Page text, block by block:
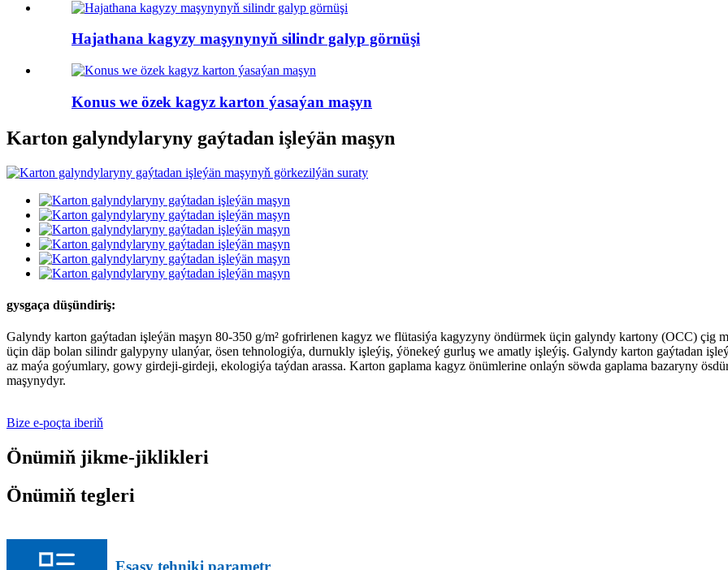
Hajathana kagyzy maşynynyň silindr galyp görnüşi
Konus we özek kagyz karton ýasaýan maşyn
Karton galyndylaryny gaýtadan işleýän maşyn
gysgaça düşündiriş:
Galyndy karton gaýtadan işleýän maşyn 80-350 g/m² gofrirlenen kagyz we flütasiýa kagyzyny öndürmek üçin galyndy kartony (OCC) çig
üçin däp bolan silindr galypyny ulanýar, ösen tehnologiýa, durnukly işleýiş, ýönekeý gurluş we amatly işleýiş. Galyndy karton gaýtadan
az maýa goýumlary, gowy girdeji-girdeji, ekologiýa taýdan arassa. Karton gaplama kagyz önümlerine onlaýn söwda gaplama bazaryny
maşynydyr.
Bize e-poçta iberiň
Önümiň jikme-jiklikleri
Önümiň tegleri
Esasy tehniki parametr